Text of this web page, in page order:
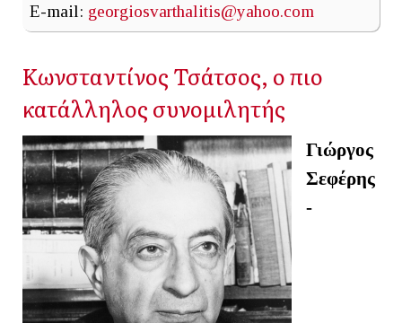
E-mail: georgiosvarthalitis@yahoo.com
Κωνσταντίνος Τσάτσος, ο πιο
κατάλληλος συνομιλητής
Γιώργος
Σεφέρης
-